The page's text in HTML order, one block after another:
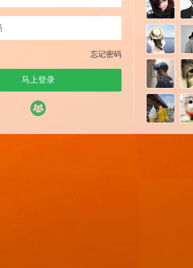
忘记密码
马上登录